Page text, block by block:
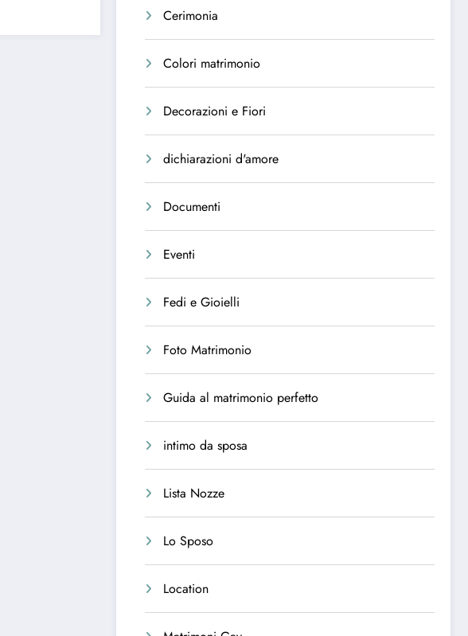
Cerimonia
Colori matrimonio
Decorazioni e Fiori
dichiarazioni d'amore
Documenti
Eventi
Fedi e Gioielli
Foto Matrimonio
Guida al matrimonio perfetto
intimo da sposa
Lista Nozze
Lo Sposo
Location